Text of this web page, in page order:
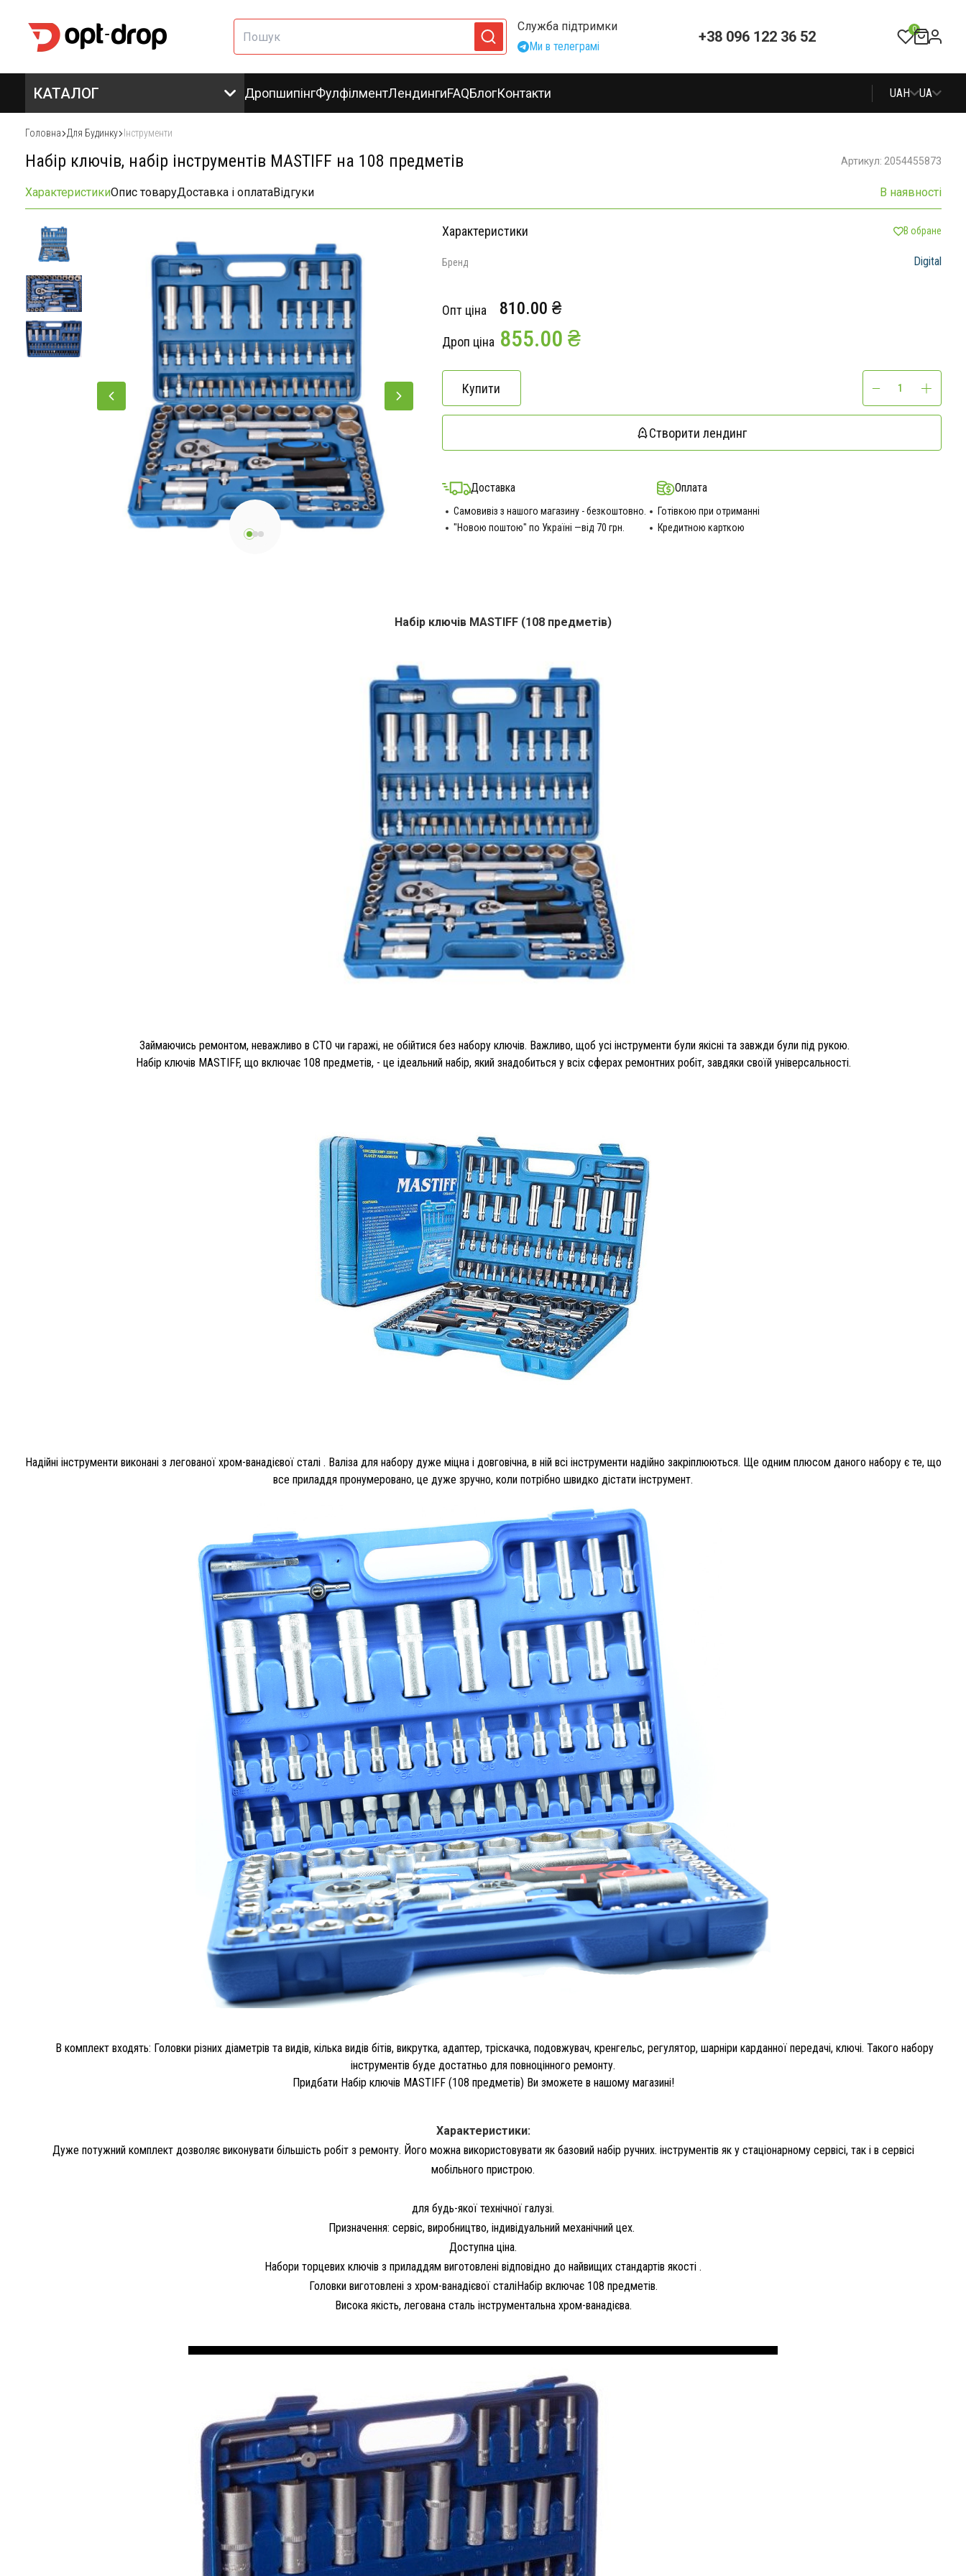
Служба підтримки
Ми в телеграмі
+38 096 122 36 52 0
КАТАЛОГ ДропшипінгФулфілментЛендингиFAQБлогКонтакти UAH UA
Головна Для Будинку Інструменти
Набір ключів, набір інструментів MASTIFF на 108 предметів Артикул: 2054455873
ХарактеристикиОпис товаруДоставка і оплатаВідгуки В наявності
Характеристики В обране
Бренд Digital
Опт ціна 810.00 ₴
Дроп ціна 855.00 ₴
Купити
Створити лендинг
Доставка
Самовивіз з нашого магазину - безкоштовно.
"Новою поштою" по Україні —від 70 грн.
Оплата
Готівкою при отриманні
Кредитною карткою
Набір ключів MASTIFF (108 предметів)
Займаючись ремонтом, неважливо в СТО чи гаражі, не обійтися без набору ключів. Важливо, щоб усі інструменти були якісні та завжди були під рукою.
Набір ключів MASTIFF, що включає 108 предметів, - це ідеальний набір, який знадобиться у всіх сферах ремонтних робіт, завдяки своїй універсальності.
Надійні інструменти виконані з легованої хром-ванадієвої сталі . Валіза для набору дуже міцна і довговічна, в ній всі інструменти надійно закріплюються. Ще одним плюсом даного набору є те, що
все приладдя пронумеровано, це дуже зручно, коли потрібно швидко дістати інструмент.
В комплект входять: Головки різних діаметрів та видів, кілька видів бітів, викрутка, адаптер, тріскачка, подовжувач, кренгельс, регулятор, шарніри карданної передачі, ключі. Такого набору
інструментів буде достатньо для повноцінного ремонту.
Придбати Набір ключів MASTIFF (108 предметів) Ви зможете в нашому магазині!
Характеристики:
Дуже потужний комплект дозволяє виконувати більшість робіт з ремонту. Його можна використовувати як базовий набір ручних. інструментів як у стаціонарному сервісі, так і в сервісі
мобільного пристрою.
для будь-якої технічної галузі.
Призначення: сервіс, виробництво, індивідуальний механічний цех.
Доступна ціна.
Набори торцевих ключів з приладдям виготовлені відповідно до найвищих стандартів якості .
Головки виготовлені з хром-ванадієвої сталіНабір включає 108 предметів.
Висока якість, легована сталь інструментальна хром-ванадієва.